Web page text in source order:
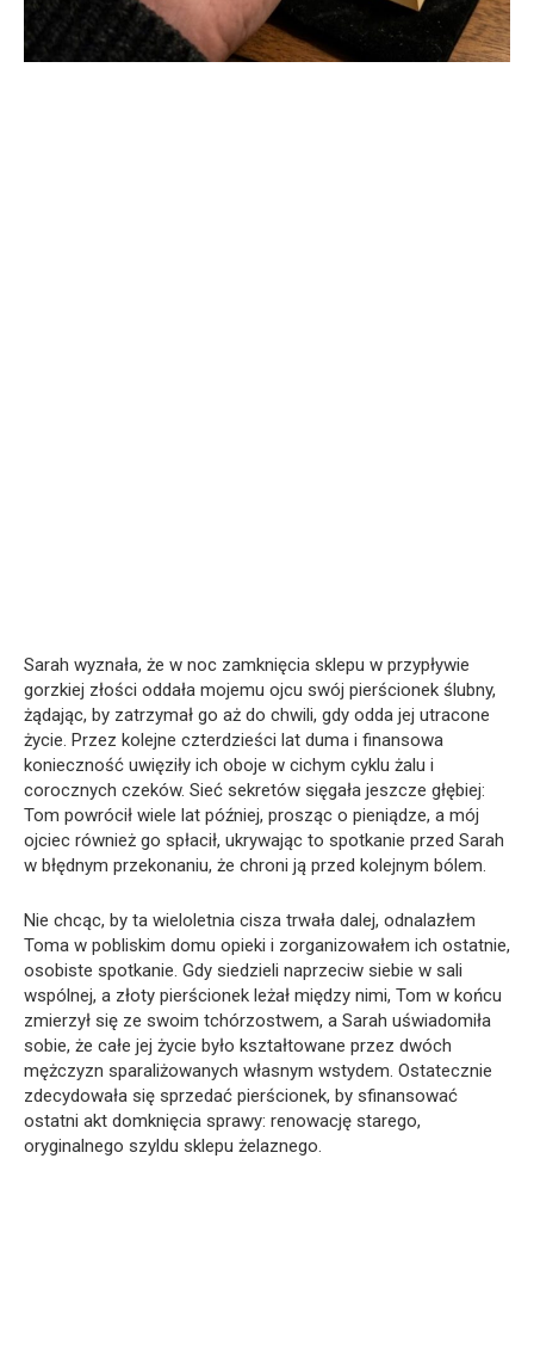
Sarah wyznała, że w noc zamknięcia sklepu w przypływie
gorzkiej złości oddała mojemu ojcu swój pierścionek ślubny,
żądając, by zatrzymał go aż do chwili, gdy odda jej utracone
życie. Przez kolejne czterdzieści lat duma i finansowa
konieczność uwięziły ich oboje w cichym cyklu żalu i
corocznych czeków. Sieć sekretów sięgała jeszcze głębiej:
Tom powrócił wiele lat później, prosząc o pieniądze, a mój
ojciec również go spłacił, ukrywając to spotkanie przed Sarah
w błędnym przekonaniu, że chroni ją przed kolejnym bólem.
Nie chcąc, by ta wieloletnia cisza trwała dalej, odnalazłem
Toma w pobliskim domu opieki i zorganizowałem ich ostatnie,
osobiste spotkanie. Gdy siedzieli naprzeciw siebie w sali
wspólnej, a złoty pierścionek leżał między nimi, Tom w końcu
zmierzył się ze swoim tchórzostwem, a Sarah uświadomiła
sobie, że całe jej życie było kształtowane przez dwóch
mężczyzn sparaliżowanych własnym wstydem. Ostatecznie
zdecydowała się sprzedać pierścionek, by sfinansować
ostatni akt domknięcia sprawy: renowację starego,
oryginalnego szyldu sklepu żelaznego.